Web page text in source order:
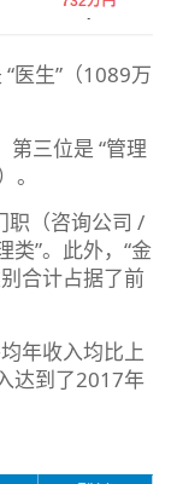
医生”（1089万
第三位是 “管理
职（咨询公司 /
类”。此外，“金
合计占据了前
年收入均比上
达到了2017年